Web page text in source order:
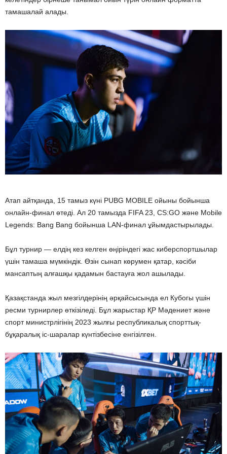
тамашалай алады.
Атап айтқанда, 15 тамыз күні PUBG MOBILE ойыны бойынша
онлайн-финал өтеді. Ал 20 тамызда FIFA 23, CS:GO және Mobile
Legends: Bang Bang бойынша LAN-финал ұйымдастырылады.
Бұл турнир — елдің кез келген өңіріндегі жас киберспортшылар
үшін тамаша мүмкіндік. Өзін сынап көрумен қатар, кәсіби
мансаптың алғашқы қадамын бастауға жол ашылады.
Қазақстанда жыл мезгілдерінің әрқайсысында ел Кубогы үшін
ресми турнирлер өткізіледі. Бұл жарыстар ҚР Мәдениет және
спорт министрлігінің 2023 жылғы республикалық спорттық-
бұқаралық іс-шаралар күнтізбесіне енгізілген.